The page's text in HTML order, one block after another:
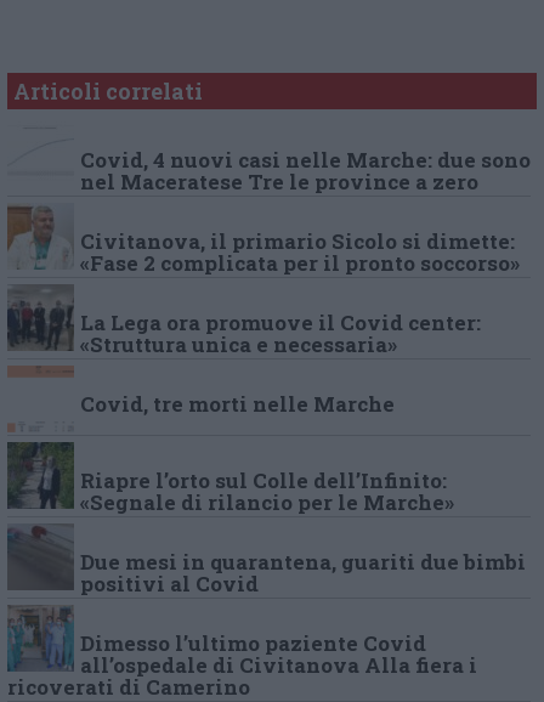
Articoli correlati
Covid, 4 nuovi casi nelle Marche: due sono
nel Maceratese Tre le province a zero
Civitanova, il primario Sicolo si dimette:
«Fase 2 complicata per il pronto soccorso»
La Lega ora promuove il Covid center:
«Struttura unica e necessaria»
Covid, tre morti nelle Marche
Riapre l’orto sul Colle dell’Infinito:
«Segnale di rilancio per le Marche»
Due mesi in quarantena, guariti due bimbi
positivi al Covid
Dimesso l’ultimo paziente Covid
all’ospedale di Civitanova Alla fiera i
ricoverati di Camerino